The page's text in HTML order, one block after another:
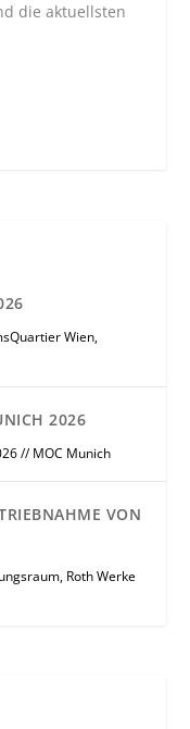
die aktuellsten
Wien,
2026
// MOC Munich
VON
Roth Werke